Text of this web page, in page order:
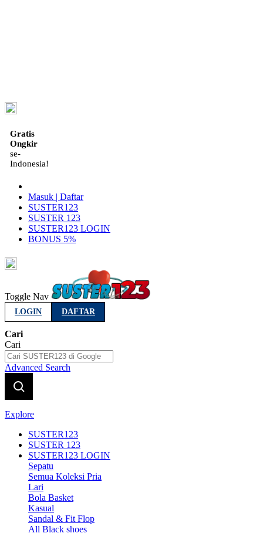
Gratis
Ongkir
se-
Indonesia!
Masuk | Daftar
SUSTER123
SUSTER 123
SUSTER123 LOGIN
BONUS 5%
Toggle Nav
LOGIN DAFTAR
Cari
Cari
Advanced Search
Explore
SUSTER123
SUSTER 123
SUSTER123 LOGIN
Sepatu
Semua Koleksi Pria
Lari
Bola Basket
Kasual
Sandal & Fit Flop
All Black shoes